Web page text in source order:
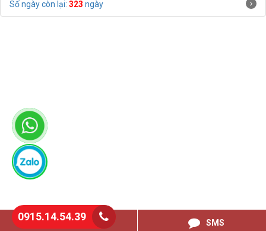
Số ngày còn lại: ngày
0915145439 SMS
0915.14.54.39